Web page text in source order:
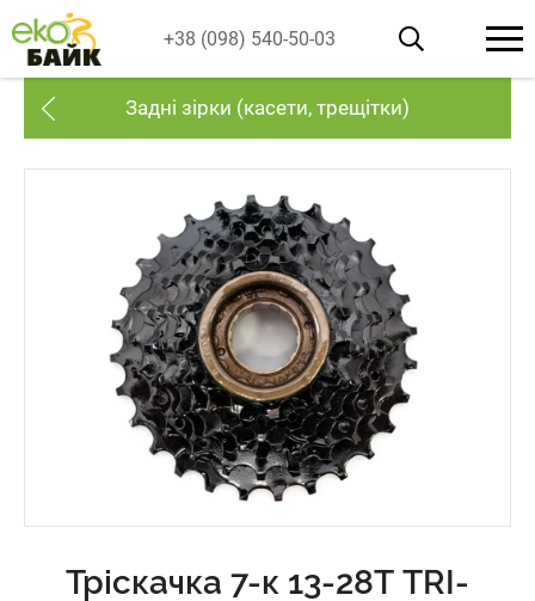
+38 (098) 540-50-03
Задні зірки (касети, трещітки)
Тріскачка 7-к 13-28Т TRI-